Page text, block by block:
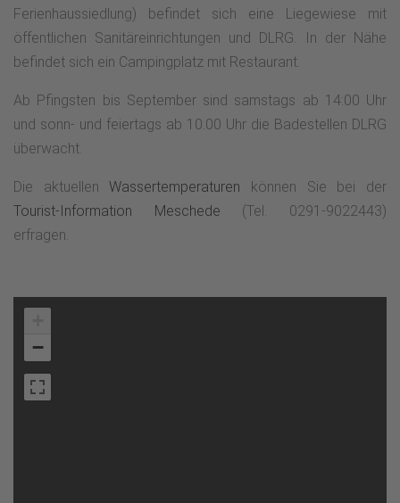
Ferienhaussiedlung) befindet sich eine Liegewiese mit
öffentlichen Sanitäreinrichtungen und DLRG. In der Nähe
befindet sich ein Campingplatz mit Restaurant.
Ab Pfingsten bis September sind samstags ab 14:00 Uhr
und sonn- und feiertags ab 10:00 Uhr die Badestellen DLRG
überwacht.
Die aktuellenWassertemperaturen können Sie bei der
Tourist-Information Meschede (Tel. 0291-9022443)
erfragen.
−